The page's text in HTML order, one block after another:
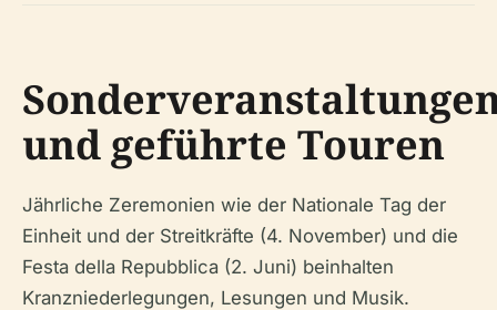
und geführte Touren
Jährliche Zeremonien wie der Nationale Tag der
Einheit und der Streitkräfte (4. November) und die
Festa della Repubblica (2. Juni) beinhalten
Kranzniederlegungen, Lesungen und Musik.